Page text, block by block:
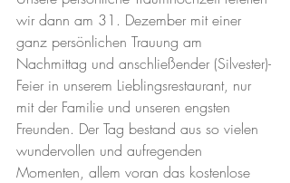
wir dann am 31. Dezember mit einer
ganz persönlichen Trauung am
Nachmittag und anschließender (Silvester)-
Feier in unserem Lieblingsrestaurant, nur
mit der Familie und unseren engsten
Freunden. Der Tag bestand aus so vielen
wundervollen und aufregenden
Momenten, allem voran das kostenlose